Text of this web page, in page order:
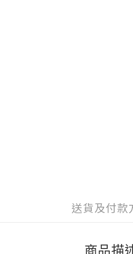
送貨及付款
商品描